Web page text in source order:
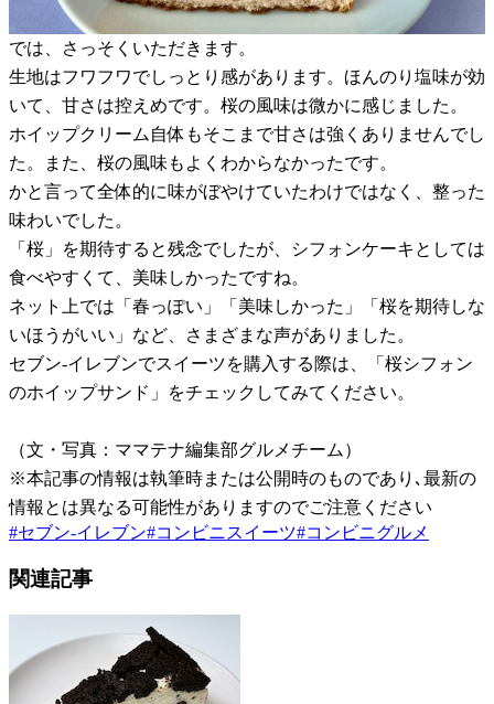
では、さっそくいただきます。
生地はフワフワでしっとり感があります。ほんのり塩味が効
いて、甘さは控えめです。桜の風味は微かに感じました。
ホイップクリーム自体もそこまで甘さは強くありませんでし
た。また、桜の風味もよくわからなかったです。
かと言って全体的に味がぼやけていたわけではなく、整った
味わいでした。
「桜」を期待すると残念でしたが、シフォンケーキとしては
食べやすくて、美味しかったですね。
ネット上では「春っぽい」「美味しかった」「桜を期待しな
いほうがいい」など、さまざまな声がありました。
セブン-イレブンでスイーツを購入する際は、「桜シフォン
のホイップサンド」をチェックしてみてください。
（文・写真：ママテナ編集部グルメチーム）
※本記事の情報は執筆時または公開時のものであり､最新の
情報とは異なる可能性がありますのでご注意ください
#セブン-イレブン#コンビニスイーツ#コンビニグルメ
関連記事